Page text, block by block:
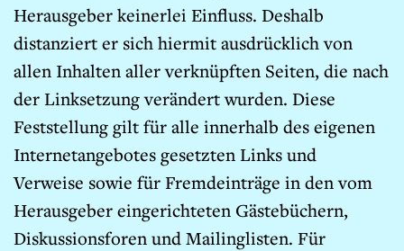
Herausgeber keinerlei Einfluss. Deshalb
distanziert er sich hiermit ausdrücklich von
allen Inhalten aller verknüpften Seiten, die nach
der Linksetzung verändert wurden. Diese
Feststellung gilt für alle innerhalb des eigenen
Internetangebotes gesetzten Links und
Verweise sowie für Fremdeinträge in den vom
Herausgeber eingerichteten Gästebüchern,
Diskussionsforen und Mailinglisten. Für